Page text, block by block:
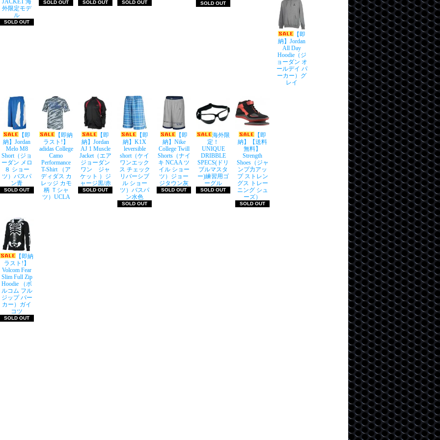
外限定モデ
ル
SOLD OUT
SOLD OUT SOLD OUT SOLD OUT SOLD OUT
【即
納】Jordan
All Day
Hoodie（ジ
ョーダン オ
ールデイ パ
ーカー）グ
レイ
【即
納】Jordan
Melo M8
Short（ジョ
ーダン メロ
８ ショー
ツ）バスパ
ン青
SOLD OUT
【即納
ラスト!】
adidas College
Camo
Performance
T-Shirt （ア
ディダス カ
レッジ カモ
柄 Ｔシャ
ツ）UCLA
【即
納】Jordan
AJ 1 Muscle
Jacket（エア
ジョーダン
ワン ジャ
ケット ）ジ
ャージ黒/赤
SOLD OUT
【即
納】K1X
leversible
short（ケイ
ワンエック
ス チェック
リバーシブ
ル ショー
ツ）バスパ
ン水色
SOLD OUT
【即
納】Nike
College Twill
Shorts（ナイ
キ NCAA ツ
イル ショー
ツ）ジョー
ジタウン灰
SOLD OUT
海外限
定！
UNIQUE
DRIBBLE
SPECS(ドリ
ブルマスタ
ー)練習用ゴ
ーグル
SOLD OUT
【即
納】【送料
無料】
Strength
Shoes（ジャ
ンプ力アッ
プ ストレン
グス トレー
ニング シュ
ーズ）
SOLD OUT
【即納
ラスト!】
Volcom Fear
Slim Full Zip
Hoodie （ボ
ルコム フル
ジップ パー
カー）ガイ
コツ
SOLD OUT